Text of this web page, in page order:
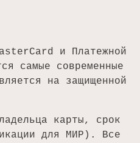
и Платежной
самые современные
на защищенной
карты, срок
для МИР). Все